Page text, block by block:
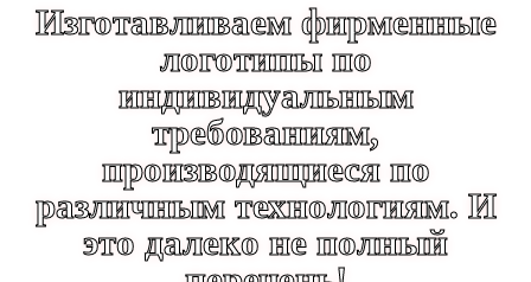
Изготавливаем фирменные
логотипы по
индивидуальным
требованиям,
производящиеся по
различным технологиям. И
это далеко не полный